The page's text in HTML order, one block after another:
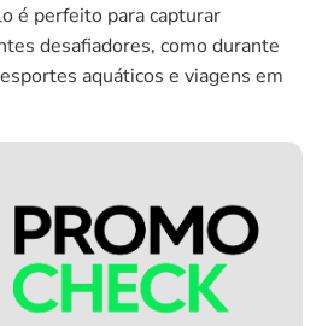
é perfeito para capturar
desafiadores, como durante
aquáticos e viagens em